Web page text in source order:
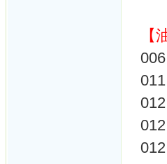
【